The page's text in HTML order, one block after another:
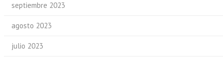
septiembre 2023
agosto 2023
julio 2023